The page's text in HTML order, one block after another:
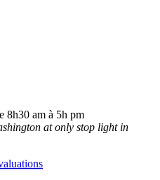
8h30 am à 5h pm
at only stop light in